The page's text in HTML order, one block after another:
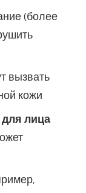
(более
вызвать
кожи
лица